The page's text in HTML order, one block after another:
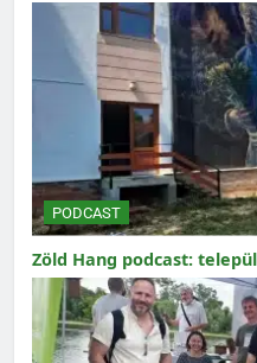
PODCAST
Zöld Hang podcast: